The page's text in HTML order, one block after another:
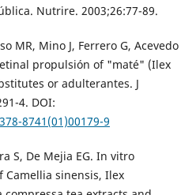
Nutrire. 2003;26:77-89.
MR, Mino J, Ferrero G, Acevedo
propulsión of "maté" (Ilex
or adulterantes. J
4. DOI:
8741(01)00179-9
S, De Mejia EG. In vitro
Camellia sinensis, Ilex